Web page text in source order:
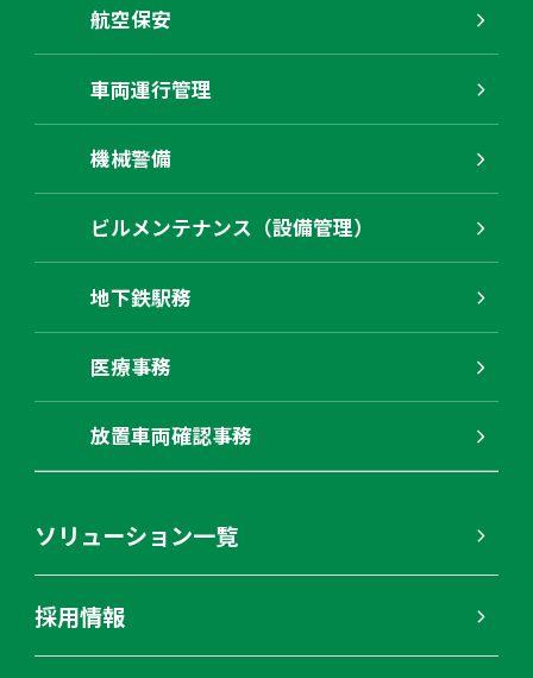
航空保安
車両運行管理
機械警備
ビルメンテナンス（設備管理）
地下鉄駅務
医療事務
放置車両確認事務
ソリューション一覧
採用情報